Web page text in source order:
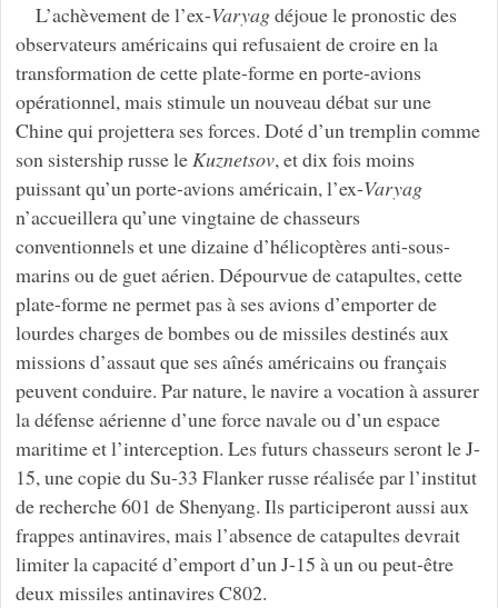
L’achèvement de l’ex-Varyagdéjoue le pronostic des
observateurs américains qui refusaient de croire en la
transformation de cette plate-forme en porte-avions
opérationnel, mais stimule un nouveau débat sur une
Chine qui projettera ses forces. Doté d’un tremplin comme
son sistership russe leKuznetsov, et dix fois moins
puissant qu’un porte-avions américain, l’ex-Varyag
n’accueillera qu’une vingtaine de chasseurs
conventionnels et une dizaine d’hélicoptères anti-sous-
marins ou de guet aérien. Dépourvue de catapultes, cette
plate-forme ne permet pas à ses avions d’emporter de
lourdes charges de bombes ou de missiles destinés aux
missions d’assaut que ses aînés américains ou français
peuvent conduire. Par nature, le navire a vocation à assurer
la défense aérienne d’une force navale ou d’un espace
maritime et l’interception. Les futurs chasseurs seront le J-
15, une copie du Su-33 Flanker russe réalisée par l’institut
de recherche 601 de Shenyang. Ils participeront aussi aux
frappes antinavires, mais l’absence de catapultes devrait
limiter la capacité d’emport d’un J-15 à un ou peut-être
deux missiles antinavires C802.